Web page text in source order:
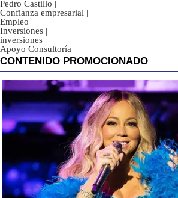
Pedro Castillo |
Confianza empresarial |
Empleo |
Inversiones |
inversiones |
Apoyo Consultoría